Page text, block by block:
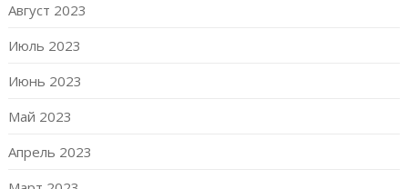
Август 2023
Июль 2023
Июнь 2023
Май 2023
Апрель 2023